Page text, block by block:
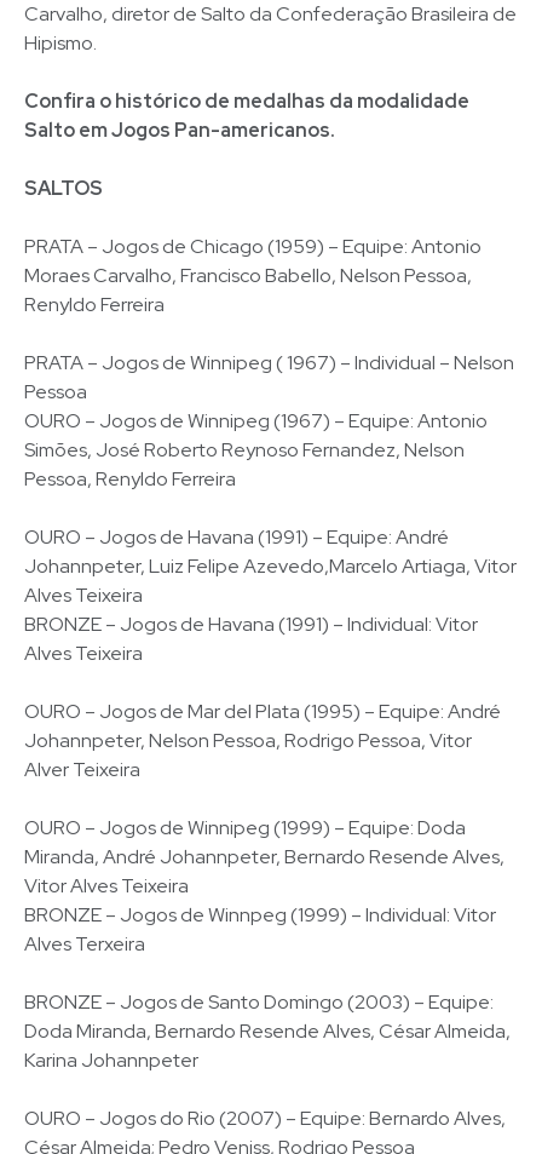
Carvalho, diretor de Salto da Confederação Brasileira de
Hipismo.
Confira o histórico de medalhas da modalidade
Salto em Jogos Pan-americanos.
SALTOS
PRATA – Jogos de Chicago (1959) – Equipe: Antonio
Moraes Carvalho, Francisco Babello, Nelson Pessoa,
Renyldo Ferreira
PRATA – Jogos de Winnipeg ( 1967) – Individual – Nelson
Pessoa
OURO – Jogos de Winnipeg (1967) – Equipe: Antonio
Simões, José Roberto Reynoso Fernandez, Nelson
Pessoa, Renyldo Ferreira
OURO – Jogos de Havana (1991) – Equipe: André
Johannpeter, Luiz Felipe Azevedo,Marcelo Artiaga, Vitor
Alves Teixeira
BRONZE – Jogos de Havana (1991) – Individual: Vitor
Alves Teixeira
OURO – Jogos de Mar del Plata (1995) – Equipe: André
Johannpeter, Nelson Pessoa, Rodrigo Pessoa, Vitor
Alver Teixeira
OURO – Jogos de Winnipeg (1999) – Equipe: Doda
Miranda, André Johannpeter, Bernardo Resende Alves,
Vitor Alves Teixeira
BRONZE – Jogos de Winnpeg (1999) – Individual: Vitor
Alves Terxeira
BRONZE – Jogos de Santo Domingo (2003) – Equipe:
Doda Miranda, Bernardo Resende Alves, César Almeida,
Karina Johannpeter
OURO – Jogos do Rio (2007) – Equipe: Bernardo Alves,
César Almeida; Pedro Veniss, Rodrigo Pessoa